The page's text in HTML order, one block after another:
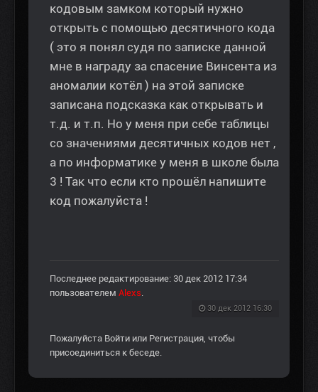
кодовым замком который нужно
открыть с помощью десятичного кода
( это я понял судя по записке данной
мне в награду за спасение Винсента из
аномалии котёл ) на этой записке
записана подсказка как открывать и
т.д. и т.п. Но у меня при себе таблицы
со значениями десятичных кодов нет ,
а по информатике у меня в школе была
3 ! Так что если кто прошёл напишите
код пожалуйста !
Последнее редактирование: 30 дек 2012 17:34
пользователем Alexs
30 дек 2012 16:30
Пожалуйста Войти или Регистрация , чтобы
присоединиться к беседе.